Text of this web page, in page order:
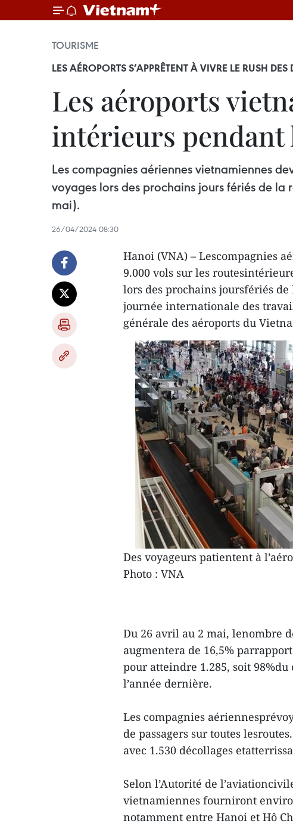
TOURISME
LES AÉROPORTS S’APPRÊTENT À VIVRE LE RUSH
Les aéroports
intérieurs pendant
Les compagnies aériennes vietnamiennes
voyages lors des prochains jours fériés de
mai).
26/04/2024 08:30
Hanoi (VNA) – Lescompagnies
9.000 vols sur les
lors des prochains joursfériés
journée internationale des
générale des aéroports du
Des voyageurs patientent à
Photo : VNA
Du 26 avril au 2 mai, lenombre
augmentera de 16,5%
pour atteindre 1.285, soit
l’année dernière.
Les compagnies
de passagers sur toutes
avec 1.530 décollages
Selon l’Autorité de
vietnamiennes fourniront
notamment entre Hanoi et Hô